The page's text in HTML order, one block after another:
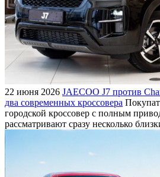
22 июня 2026 JAECOO J7 против
два современных кроссовера
городской кроссовер с полным
рассматривают сразу несколько